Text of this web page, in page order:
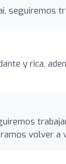
seguiremos
y rica,
volver a